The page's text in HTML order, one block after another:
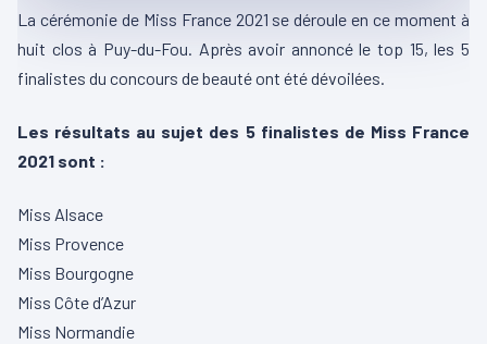
La cérémonie de Miss France 2021 se déroule en ce moment à
huit clos à Puy-du-Fou. Après avoir annoncé le top 15, les 5
finalistes du concours de beauté ont été dévoilées.
Les résultats au sujet des 5 finalistes de Miss France
2021 sont :
Miss Alsace
Miss Provence
Miss Bourgogne
Miss Côte d’Azur
Miss Normandie